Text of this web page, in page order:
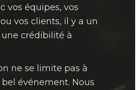
vos équipes, vos
vos clients, il y a un
crédibilité à
ne se limite pas à
événement. Nous